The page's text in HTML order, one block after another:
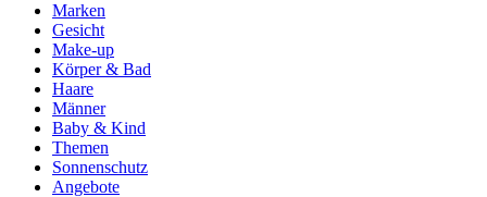
Marken
Gesicht
Make-up
Körper & Bad
Haare
Männer
Baby & Kind
Themen
Sonnenschutz
Angebote